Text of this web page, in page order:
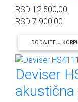
RSD 12.500,00
RSD 7.900,00
DODAJTE U
Deviser
akustična